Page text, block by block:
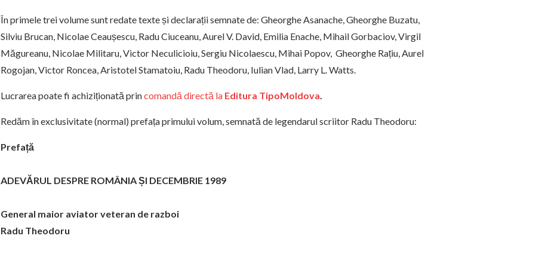
În primele trei volume sunt redate texte și declarații semnate de: Gheorghe Asanache, Gheorghe Buzatu,
Silviu Brucan, Nicolae Ceaușescu, Radu Ciuceanu, Aurel V. David, Emilia Enache, Mihail Gorbaciov, Virgil
Măgureanu, Nicolae Militaru, Victor Neculicioiu, Sergiu Nicolaescu, Mihai Popov, Gheorghe Rațiu, Aurel
Rogojan, Victor Roncea, Aristotel Stamatoiu, Radu Theodoru, Iulian Vlad, Larry L. Watts.
Lucrarea poate fi achiziționată princomandă directă la Editura TipoMoldova.
Redăm în exclusivitate (normal) prefața primului volum, semnată de legendarul scriitor Radu Theodoru:
Prefață
ADEVĂRUL DESPRE ROMÂNIA ȘI DECEMBRIE 1989
General maior aviator veteran de razboi
Radu Theodoru